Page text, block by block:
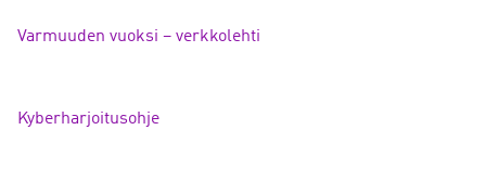
Varmuuden vuoksi – verkkolehti
Kyberharjoitusohje